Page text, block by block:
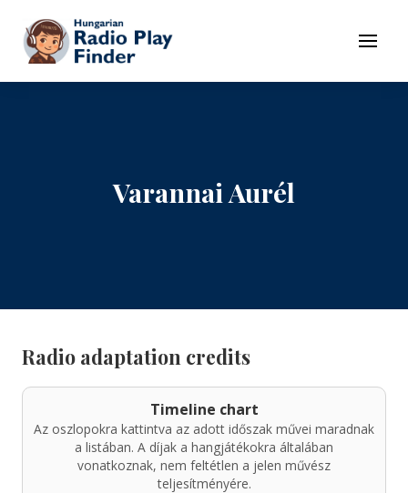
To contents
Menu
Varannai Aurél
Radio adaptation credits
Timeline chart
Az oszlopokra kattintva az adott időszak művei maradnak
a listában. A díjak a hangjátékokra általában
vonatkoznak, nem feltétlen a jelen művész
teljesítményére.